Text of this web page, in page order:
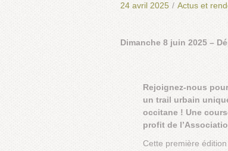
24 avril 2025 / Actus et
Dimanche 8 juin 2025 –
Rejoignez-nous
un trail urbain
occitane ! Une
profit de
Cette première